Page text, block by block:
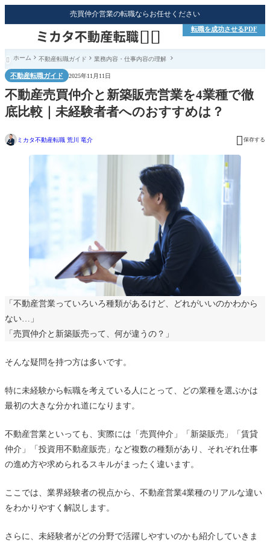
売買仲介営業の転職ならお任せください
 転職を成功させるPDF
 ホーム 不動産転職ガイド 業務内容・仕事内容の理解
不動産転職ガイド 2025年11月11日
不動産売買仲介と新築販売営業を4業種で徹
底比較｜未経験者者へのおすすめは？
ミカタ不動産転職 荒川 竜介  保存する
「不動産営業っていろいろ種類があるけど、どれがいいのかわから
ない…」
「売買仲介と新築販売って、何が違うの？」
そんな疑問を持つ方は多いです。
特に未経験から転職を考えている人にとって、どの業種を選ぶかは
最初の大きな分かれ道になります。
不動産営業といっても、実際には「売買仲介」「新築販売」「賃貸
仲介」「投資用不動産販売」など複数の種類があり、それぞれ仕事
の進め方や求められるスキルがまったく違います。
ここでは、業界経験者の視点から、不動産営業4業種のリアルな違い
をわかりやすく解説します。
さらに、未経験者がどの分野で活躍しやすいのかも紹介していきま